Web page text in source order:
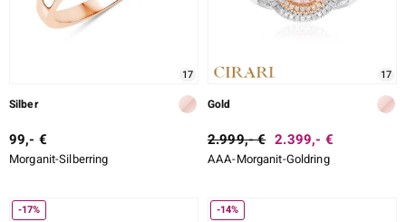
17
Silber
99,- €
Morganit-Silberring
17
Gold
2.999,- € 2.399,- €
AAA-Morganit-Goldring
-17% -14%